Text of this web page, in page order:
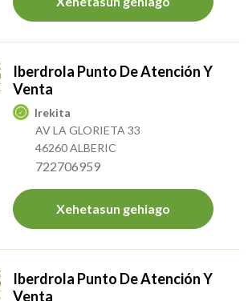
Iberdrola Punto De Atención Y
Venta
Irekita
AV LA GLORIETA 33
46260 ALBERIC
722706959
Xehetasun gehiago
Iberdrola Punto De Atención Y
Venta